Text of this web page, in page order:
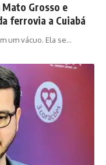
Mato Grosso e
ferrovia a Cuiabá
um vácuo. Ela se…